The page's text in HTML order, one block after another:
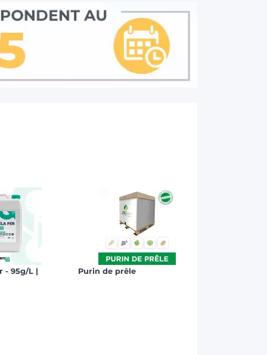
- 95g/L | Purin de prêle